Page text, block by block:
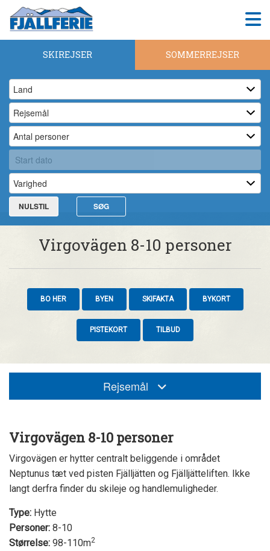
SKIREJSER SOMMERREJSER
NULSTIL SØG
Virgovägen 8-10 personer
BO HER BYEN SKIFAKTA BYKORT
PISTEKORT TILBUD
Rejsemål
Virgovägen 8-10 personer
Virgovägen er hytter centralt beliggende i området
Neptunus tæt ved pisten Fjälljätten og Fjälljätteliften. Ikke
langt derfra finder du skileje og handlemuligheder.
Type: Hytte
Personer: 8-10
Størrelse: 98-110m2